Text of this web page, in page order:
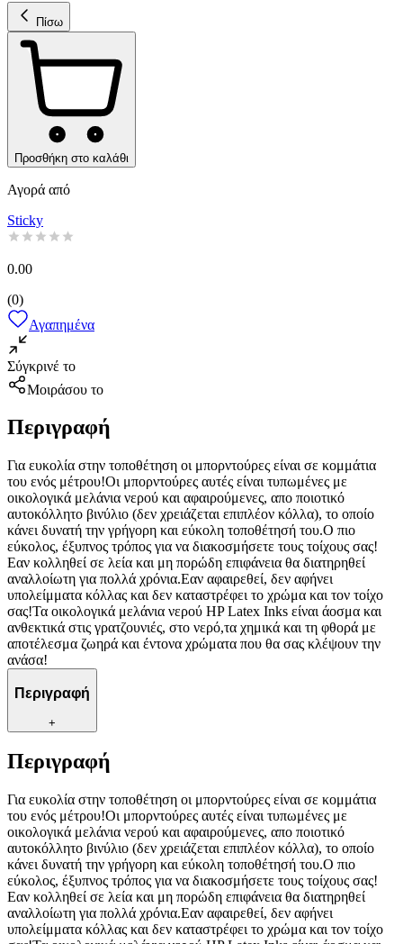
Πίσω
Προσθήκη στο καλάθι
Αγορά από
Sticky
0.00
(0)
Αγαπημένα
Σύγκρινέ το
Μοιράσου το
Περιγραφή
Για ευκολία στην τοποθέτηση οι μπορντούρες είναι σε κομμάτια
του ενός μέτρου!Οι μπορντούρες αυτές είναι τυπωμένες με
οικολογικά μελάνια νερού και αφαιρούμενες, απο ποιοτικό
αυτοκόλλητο βινύλιο (δεν χρειάζεται επιπλέον κόλλα), το οποίο
κάνει δυνατή την γρήγορη και εύκολη τοποθέτησή του.Ο πιο
εύκολος, έξυπνος τρόπος για να διακοσμήσετε τους τοίχους σας!
Εαν κολληθεί σε λεία και μη πορώδη επιφάνεια θα διατηρηθεί
αναλλοίωτη για πολλά χρόνια.Εαν αφαιρεθεί, δεν αφήνει
υπολείμματα κόλλας και δεν καταστρέφει το χρώμα και τον τοίχο
σας!Τα οικολογικά μελάνια νερού HP Latex Inks είναι άοσμα και
ανθεκτικά στις γρατζουνιές, στο νερό,τα χημικά και τη φθορά με
αποτέλεσμα ζωηρά και έντονα χρώματα που θα σας κλέψουν την
ανάσα!
Περιγραφή
+
Περιγραφή
Για ευκολία στην τοποθέτηση οι μπορντούρες είναι σε κομμάτια
του ενός μέτρου!Οι μπορντούρες αυτές είναι τυπωμένες με
οικολογικά μελάνια νερού και αφαιρούμενες, απο ποιοτικό
αυτοκόλλητο βινύλιο (δεν χρειάζεται επιπλέον κόλλα), το οποίο
κάνει δυνατή την γρήγορη και εύκολη τοποθέτησή του.Ο πιο
εύκολος, έξυπνος τρόπος για να διακοσμήσετε τους τοίχους σας!
Εαν κολληθεί σε λεία και μη πορώδη επιφάνεια θα διατηρηθεί
αναλλοίωτη για πολλά χρόνια.Εαν αφαιρεθεί, δεν αφήνει
υπολείμματα κόλλας και δεν καταστρέφει το χρώμα και τον τοίχο